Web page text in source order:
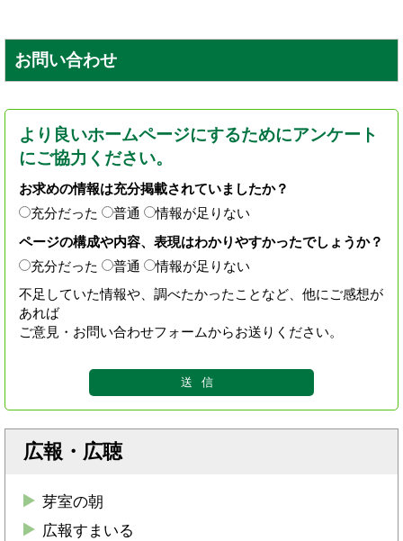
お問い合わせ
より良いホームページにするためにアンケート
にご協力ください。
お求めの情報は充分掲載されていましたか？
充分だった
普通
情報が足りない
ページの構成や内容、表現はわかりやすかったでしょうか？
充分だった
普通
情報が足りない
不足していた情報や、調べたかったことなど、他にご感想が
あれば
ご意見・お問い合わせフォームからお送りください。
広報・広聴
芽室の朝
広報すまいる